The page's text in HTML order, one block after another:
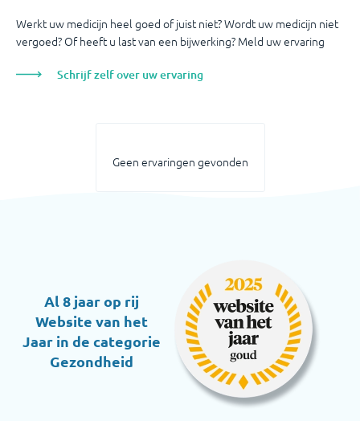
Werkt uw medicijn heel goed of juist niet? Wordt uw medicijn niet
vergoed? Of heeft u last van een bijwerking? Meld uw ervaring
Schrijf zelf over uw ervaring
Geen ervaringen gevonden
Al 8 jaar op rij
Website van het
Jaar in de categorie
Gezondheid